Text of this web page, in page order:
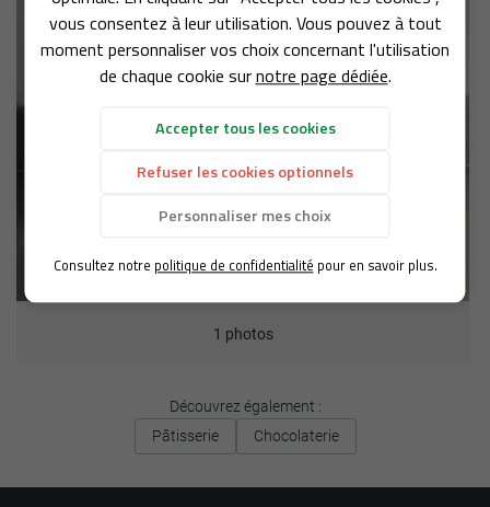
vous consentez à leur utilisation. Vous pouvez à tout
moment personnaliser vos choix concernant l'utilisation
de chaque cookie surnotre page dédiée.
Accepter tous les cookies
Refuser les cookies optionnels
Personnaliser mes choix
Consultez notre politique de confidentialité pour en savoir plus.
CONTACT
Inscription
1 photos
Découvrez également :
Pâtisserie
Chocolaterie